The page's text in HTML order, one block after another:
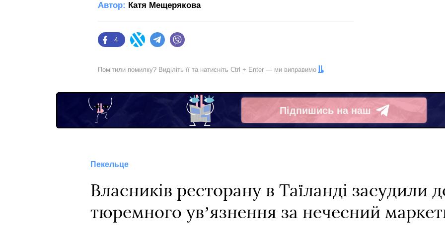
Автор: Катя Мещерякова
Facebook
4
Twitter Telegram
Помітили помилку? Виділіть її та натисніть Ctrl + Enter — ми виправимо
Підпишись на наш
Telegram
Пекельце
Власників ресторану в Таїланді засудили
тюремного увʼязнення за нечесний